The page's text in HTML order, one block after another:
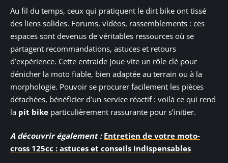
Au fil du temps, ceux qui pratiquent le dirt bike ont tissé
des liens solides. Forums, vidéos, rassemblements : ces
espaces sont devenus de véritables ressources où se
partagent recommandations, astuces et retours
d’expérience. Cette entraide joue vite un rôle clé pour
dénicher la moto fiable, bien adaptée au terrain ou à la
morphologie. Pouvoir se procurer facilement les pièces
détachées, bénéficier d’un service réactif : voilà ce qui rend
la pit bike particulièrement rassurante pour s’initier.
A découvrir également : Entretien de votre moto-
cross 125cc : astuces et conseils indispensables